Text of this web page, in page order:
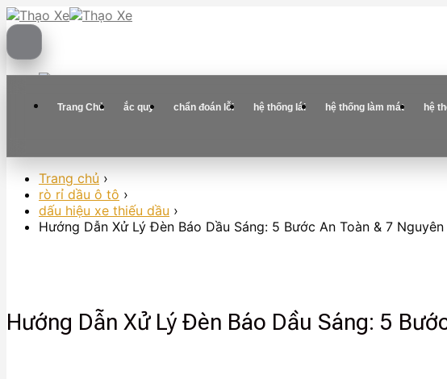
Skip
to
Trang Chủ ắc quy chẩn đoán lỗi hệ thống lái hệ thống làm mát hệ
Trang chủ ›
rò rỉ dầu ô tô ›
dấu hiệu xe thiếu dầu ›
Hướng Dẫn Xử Lý Đèn Báo Dầu Sáng: 5 Bước An Toàn & 7
Hướng Dẫn Xử Lý Đèn Báo Dầu Sáng: 5